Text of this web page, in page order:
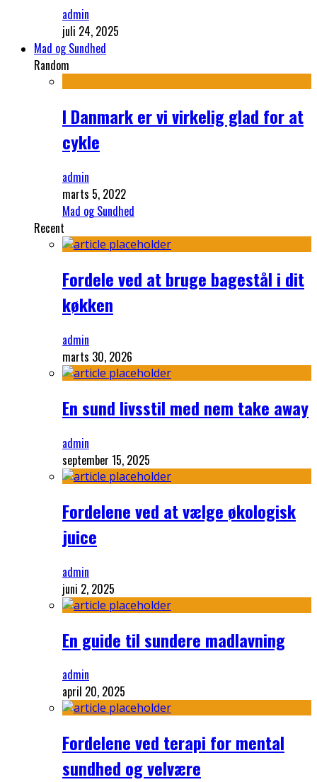
admin
juli 24, 2025
Mad og Sundhed
Random
I Danmark er vi virkelig glad for at
cykle
admin
marts 5, 2022
Mad og Sundhed
Recent
Fordele ved at bruge bagestål i dit
køkken
admin
marts 30, 2026
En sund livsstil med nem take away
admin
september 15, 2025
Fordelene ved at vælge økologisk
juice
admin
juni 2, 2025
En guide til sundere madlavning
admin
april 20, 2025
Fordelene ved terapi for mental
sundhed og velvære